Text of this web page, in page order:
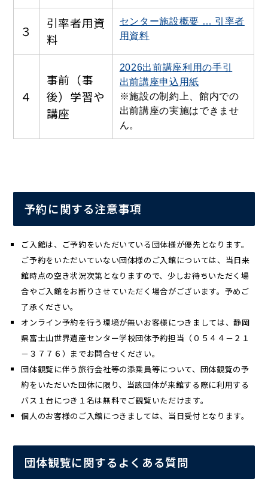
３
引率者用資
料
センター施設概要 … 引率者
用資料
４
事前（事
後）学習や
講座
2026出前講座利用の手引
出前講座申込用紙
※施設の制約上、館内での
出前講座の実施はできませ
ん。
予約に関する注意事項
ご入館は、ご予約をいただいている団体様が優先となります。
ご予約をいただいていない団体様のご入館については、当日来
館時点の空き状況次第となりますので、少しお待ちいただく場
合やご入館をお断りさせていただく場合がございます。予めご
了承ください。
オンライン予約を行う環境が無いお客様につきましては、静岡
県富士山世界遺産センター学校団体予約担当（０５４４－２１
－３７７６）までお問合せください。
団体観覧に伴う旅行会社等の添乗員等について、団体観覧の予
約をいただいた団体に限り、当該団体が来館する際に利用する
バス１台につき１名は無料でご観覧いただけます。
個人のお客様のご入館につきましては、当日受付となります。
団体観覧に関するよくある質問